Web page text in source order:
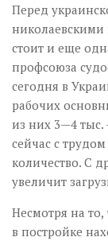
Перед
николаевскими
стоит и еще
профсоюза
сегодня в
рабочих
из них 3—4
сейчас с
количество. С
увеличит
Несмотря на то,
в постройке